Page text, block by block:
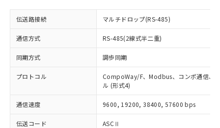
伝送路接続 マルチドロップ(RS-485)
通信方式 RS-485(2線式半二重)
同期方式 調歩同期
プロトコル
CompoWay/F、Modbus、コンポ通信、
ル (形式4)
通信速度 9600, 19200, 38400, 57600 bps
伝送コード ASCⅡ
ものではありません。
また、RoHS指令のフタル酸エステル類４
物質の対応では、対応完了までの期間は出
荷製品に未対応品が混在することから備考
欄に対応日を記載しておりました。
既に当社にて対応品への在庫切替を完了
り、2022年1月12日より割愛しておりま